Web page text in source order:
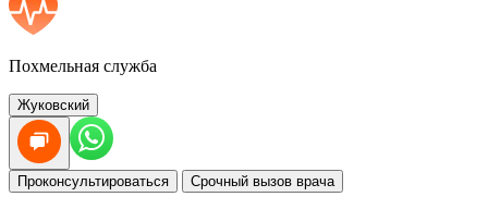
Похмельная служба
Жуковский
Проконсультироваться Срочный вызов врача